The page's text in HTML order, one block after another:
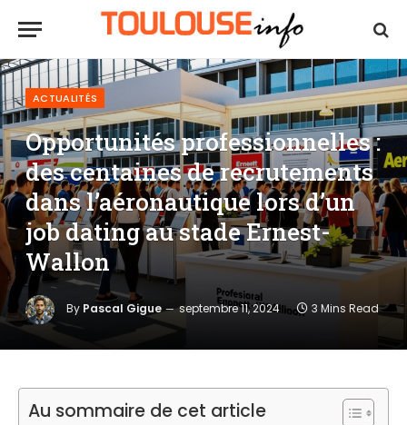
ACTUALITÉS
Opportunités professionnelles :
des centaines de recrutements
dans l’aéronautique lors d’un
job dating au stade Ernest-
Wallon
By Pascal Gigue septembre 11, 2024 3 Mins Read
Au sommaire de cet article